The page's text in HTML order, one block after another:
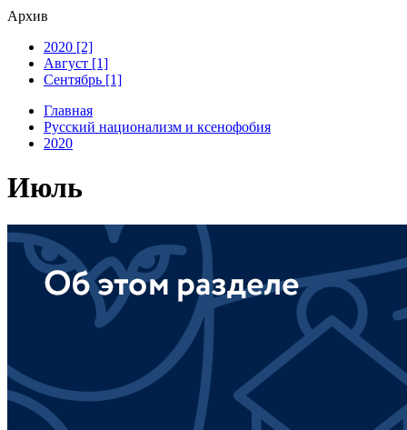
Архив
2020 [2]
Август [1]
Сентябрь [1]
Главная
Русский национализм и ксенофобия
2020
Июль